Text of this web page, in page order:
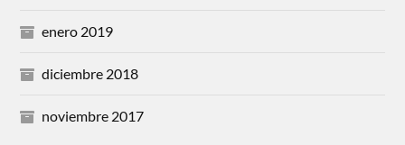
enero 2019
diciembre 2018
noviembre 2017